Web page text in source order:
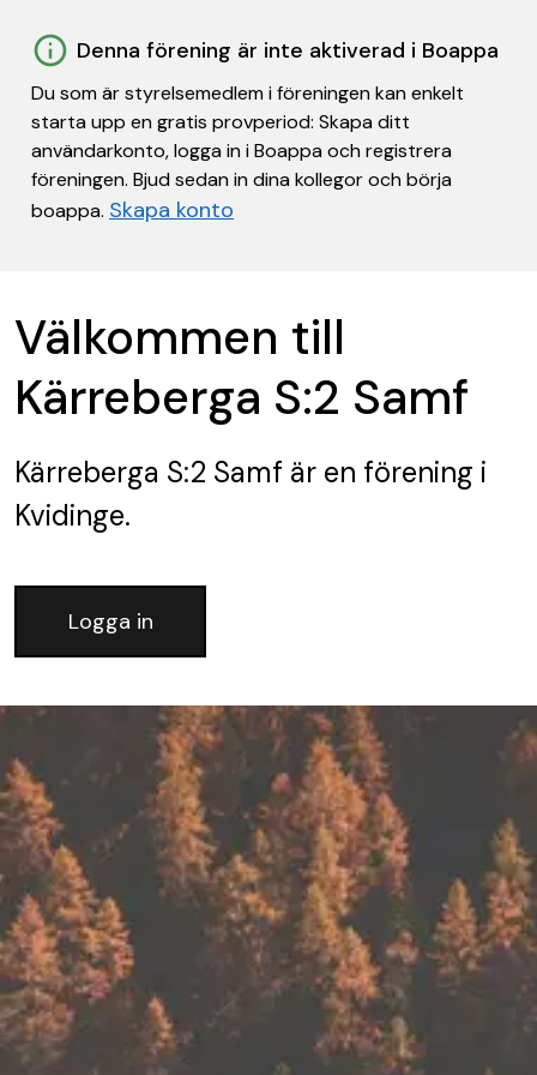
Denna förening är inte aktiverad i Boappa
Du som är styrelsemedlem i föreningen kan enkelt
starta upp en gratis provperiod: Skapa ditt
användarkonto, logga in i Boappa och registrera
föreningen. Bjud sedan in dina kollegor och börja
boappa. Skapa konto
Välkommen till
Kärreberga S:2 Samf
Kärreberga S:2 Samf är en förening i
Kvidinge.
Logga in